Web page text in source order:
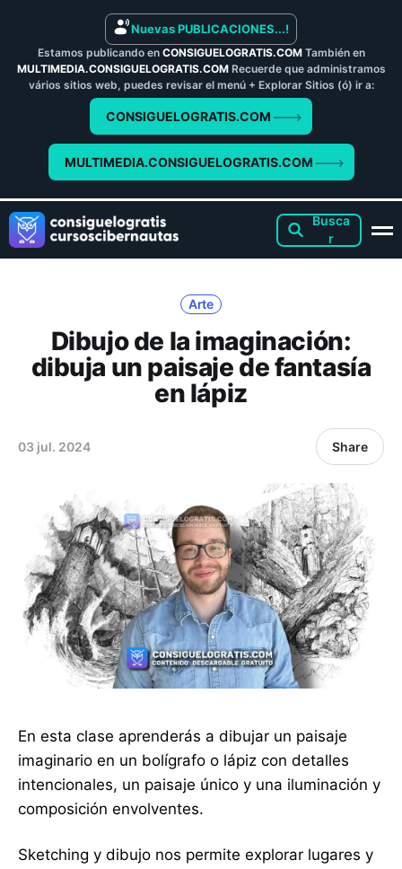
Nuevas PUBLICACIONES...!
Estamos publicando en CONSIGUELOGRATIS.COMTambién en
MULTIMEDIA.CONSIGUELOGRATIS.COMRecuerde que administramos
vários sitios web, puedes revisar el menú + Explorar Sitios (ó) ir a:
CONSIGUELOGRATIS.COM
MULTIMEDIA.CONSIGUELOGRATIS.COM
Arte
Dibujo de la imaginación:
dibuja un paisaje de fantasía
en lápiz
03 jul. 2024 Share
En esta clase aprenderás a dibujar un paisaje
imaginario en un bolígrafo o lápiz con detalles
intencionales, un paisaje único y una iluminación y
composición envolventes.
Sketching y dibujo nos permite explorar lugares y